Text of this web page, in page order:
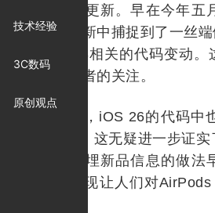
技术经验
3C数码
原创观点
品或将迎来更新。早在今年五
果的软件更新中捕捉到了一丝
rPods Pro 3相关的代码变动
媒体和消费者的关注。
紧接着，iOS 26的代码中
o 3”的字眼，这无疑进一步证
在代码中预埋新品信息的做法
此，这一发现让人们对